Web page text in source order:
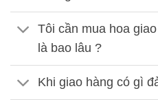
Tôi cần mua hoa
là bao lâu ?
Khi giao hàng có gì